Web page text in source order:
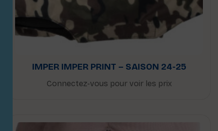
IMPER IMPER PRINT – SAISON 24-25
Connectez-vous pour voir les prix